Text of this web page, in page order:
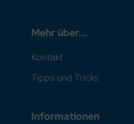
Mehr über...
Kontakt
Tipps und Tricks
Informationen